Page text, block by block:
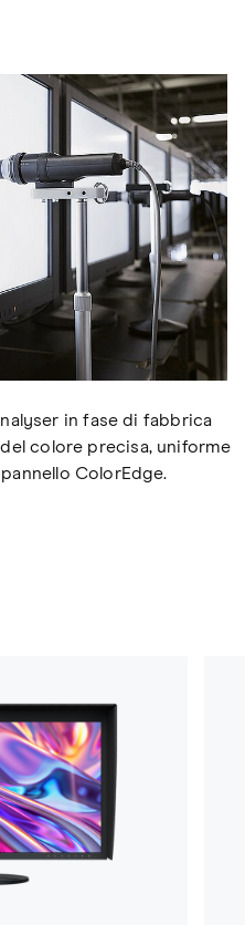
in fase di fabbrica
colore precisa, uniforme
ColorEdge.